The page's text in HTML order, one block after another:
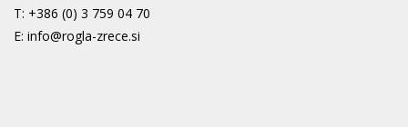
T: +386 (0) 3 759 04 70
E: info@rogla-zrece.si